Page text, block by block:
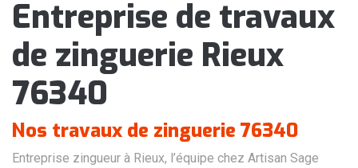
Entreprise de travaux
de zinguerie Rieux
76340
Nos travaux de zinguerie 76340
Entreprise zingueur à Rieux, l’équipe chez Artisan Sage